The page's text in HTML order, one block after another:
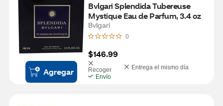
Agregar
Bvlgari Splendida Tubereuse
Mystique Eau de Parfum, 3.4 oz
Bvlgari
0
$146.99
Recoger
Entrega el mismo día
Envío